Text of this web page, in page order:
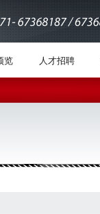
览 人才招聘